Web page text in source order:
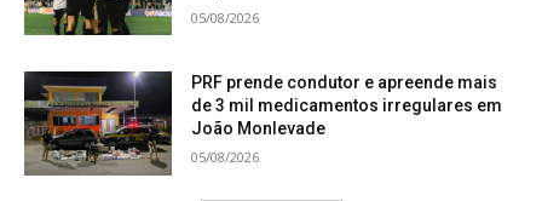
05/08/2026
PRF prende condutor e apreende mais
de 3 mil medicamentos irregulares em
João Monlevade
05/08/2026